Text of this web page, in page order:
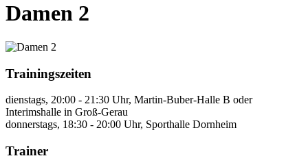
Damen 2
Trainingszeiten
dienstags, 20:00 - 21:30 Uhr, Martin-Buber-Halle B oder
Interimshalle in Groß-Gerau
donnerstags, 18:30 - 20:00 Uhr, Sporthalle Dornheim
Trainer